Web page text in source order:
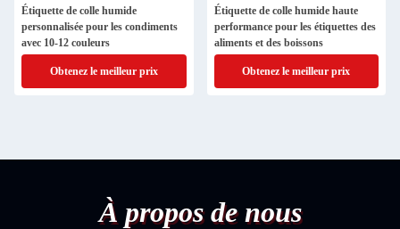
Étiquette de colle humide
personnalisée pour les condiments
avec 10-12 couleurs
Obtenez le meilleur prix
Étiquette de colle humide haute
performance pour les étiquettes des
aliments et des boissons
Obtenez le meilleur prix
À propos de nous